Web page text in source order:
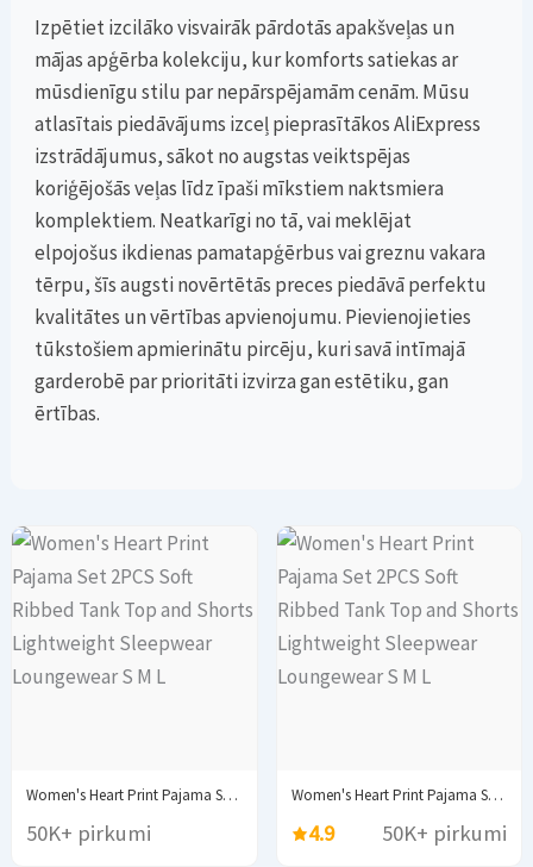
Izpētiet izcilāko visvairāk pārdotās apakšveļas un
mājas apģērba kolekciju, kur komforts satiekas ar
mūsdienīgu stilu par nepārspējamām cenām. Mūsu
atlasītais piedāvājums izceļ pieprasītākos AliExpress
izstrādājumus, sākot no augstas veiktspējas
koriģējošās veļas līdz īpaši mīkstiem naktsmiera
komplektiem. Neatkarīgi no tā, vai meklējat
elpojošus ikdienas pamatapģērbus vai greznu vakara
tērpu, šīs augsti novērtētās preces piedāvā perfektu
kvalitātes un vērtības apvienojumu. Pievienojieties
tūkstošiem apmierinātu pircēju, kuri savā intīmajā
garderobē par prioritāti izvirza gan estētiku, gan
ērtības.
Women's Heart Print Pajama Set 2PCS Soft Ribbed...
50K+ pirkumi
Women's Heart Print Pajama Set 2PCS Soft Ribbed...
4.9 50K+ pirkumi